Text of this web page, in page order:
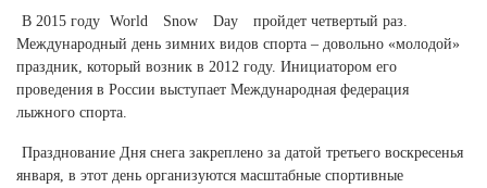
Свердловская область (5)
Северная Осетия (2)
Смоленская область (1)
Ставропольский край (5)
Тульская область (1)
Тюменская область (3)
В 2015 году World Snow Day
пройдет четвертый раз.
Международный день зимних видов спорта – довольно «молодой»
праздник, который возник в 2012 году. Инициатором его
проведения в России выступает Международная федерация
лыжного спорта.
Празднование Дня снега закреплено за датой третьего воскресенья
января, в этот день организуются масштабные спортивные